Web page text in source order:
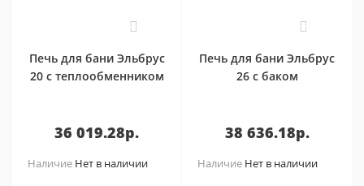
Печь для бани Эльбрус
20 с теплообменником
36 019.28р.
Наличие Нет в наличии
Печь для бани Эльбрус
26 с баком
38 636.18р.
Наличие Нет в наличии